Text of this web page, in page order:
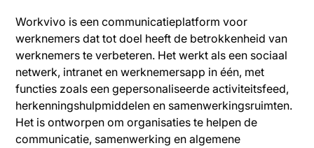
Workvivo is een communicatieplatform voor
werknemers dat tot doel heeft de betrokkenheid van
werknemers te verbeteren. Het werkt als een sociaal
netwerk, intranet en werknemersapp in één, met
functies zoals een gepersonaliseerde activiteitsfeed,
herkenningshulpmiddelen en samenwerkingsruimten.
Het is ontworpen om organisaties te helpen de
communicatie, samenwerking en algemene